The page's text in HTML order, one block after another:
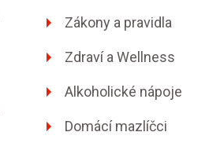
Zákony a pravidla
Zdraví a Wellness
Alkoholické nápoje
Domácí mazlíčci